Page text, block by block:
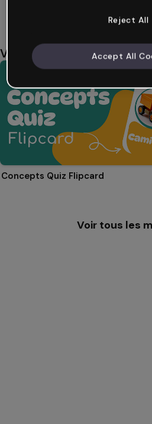
Vous aimerez aussi
Concepts Quiz Flipcard
Voir tous les
Reject All
Accept All